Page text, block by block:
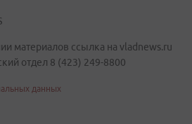
материалов ссылка на vladnews.ru
отдел 8 (423) 249-8800
данных